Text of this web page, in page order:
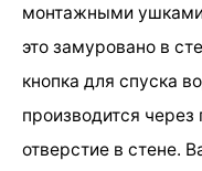
монтажными ушками
это замуровано в
кнопка для спуска
производится
отверстие в стене.